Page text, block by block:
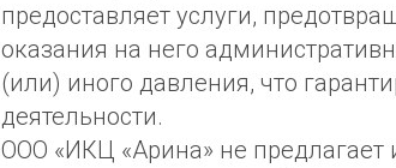
предоставляет услуги,
оказания на него
(или) иного давления, что
деятельности.
ООО «ИКЦ «Арина» не предлагает